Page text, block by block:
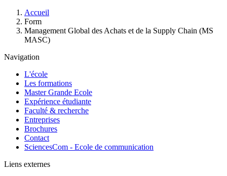
d'Ariane
Accueil
Form
Management Global des Achats et de la Supply Chain (MS
MASC)
Navigation
L'école
Les formations
Master Grande Ecole
Expérience étudiante
Faculté & recherche
Entreprises
Brochures
Contact
SciencesCom - Ecole de communication
Liens externes